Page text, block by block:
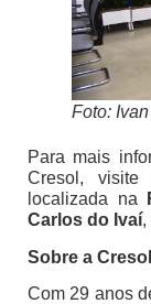
Foto:
Para mais
Cresol,
localizada na
Carlos do Ivaí,
Sobre a Cresol
Com 29 anos